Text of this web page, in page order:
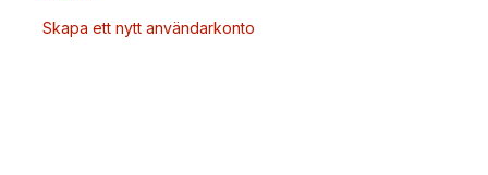
Skapa ett nytt användarkonto